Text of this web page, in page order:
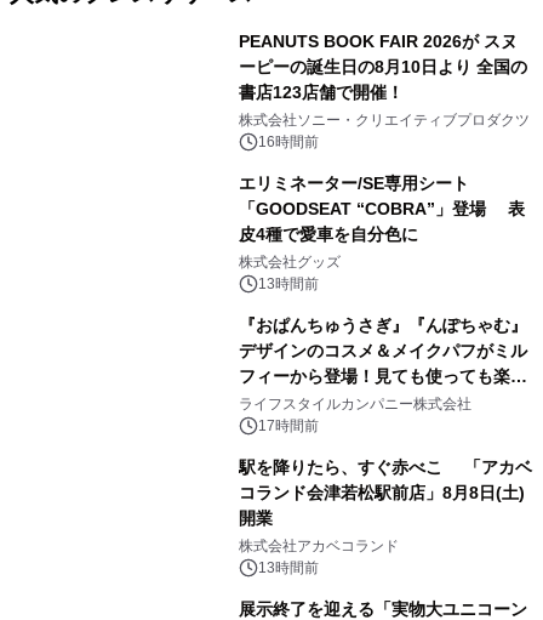
PEANUTS BOOK FAIR 2026が スヌ
ーピーの誕生日の8月10日より 全国の
書店123店舗で開催！
株式会社ソニー・クリエイティブプロダクツ
16時間前
エリミネーター/SE専用シート
「GOODSEAT “COBRA”」登場 表
皮4種で愛車を自分色に
株式会社グッズ
13時間前
『おぱんちゅうさぎ』『んぽちゃむ』
デザインのコスメ＆メイクパフがミル
フィーから登場！見ても使っても楽し
い、ポップでキュートなコレクショ
ン。
ライフスタイルカンパニー株式会社
17時間前
駅を降りたら、すぐ赤べこ 「アカベ
コランド会津若松駅前店」8月8日(土)
開業
株式会社アカベコランド
13時間前
展示終了を迎える「実物大ユニコーン